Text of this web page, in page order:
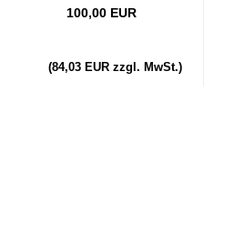
100,00 EUR
(84,03 EUR zzgl. MwSt.)